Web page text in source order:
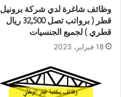
وظائف شاغرة لدي شركة برونيل
قطر ( برواتب تصل 32,500 ريال
قطري ) لجميع الجنسيات
18 فبراير، 2023